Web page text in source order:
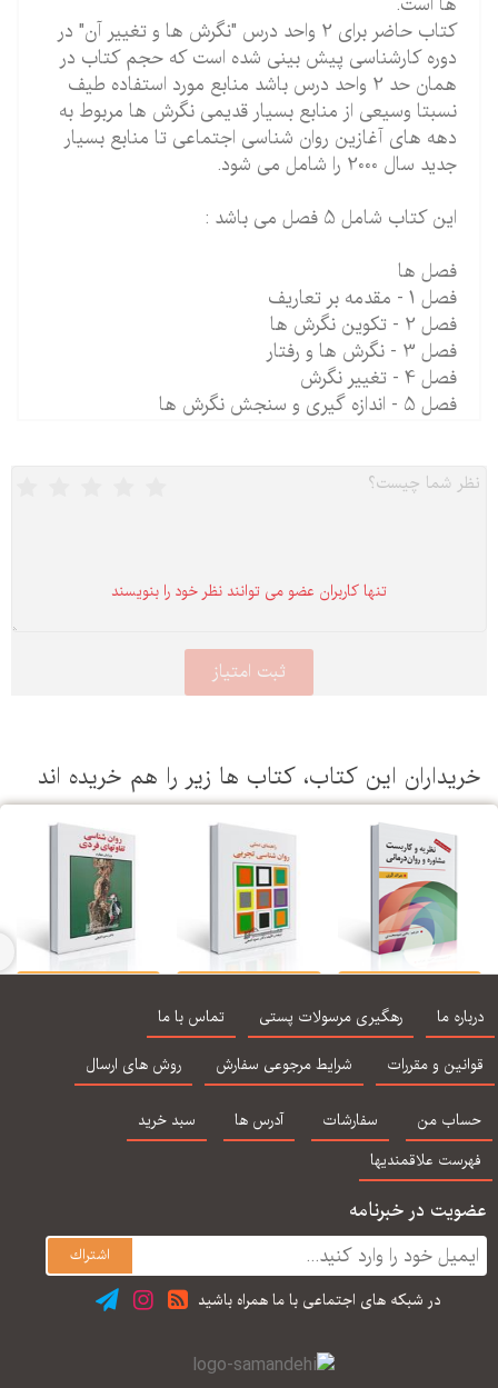
کتاب حاضر برای 2 واحد درس "نگرش ها و تغییر آن" در
دوره کارشناسی پیش بینی شده است که حجم کتاب در
همان حد 2 واحد درس باشد منابع مورد استفاده طیف
نسبتا وسیعی از منابع بسیار قدیمی نگرش ها مربوط به
دهه های آغازین روان شناسی اجتماعی تا منابع بسیار
جدید سال 2000 را شامل می شود.
این کتاب شامل 5 فصل می باشد :
فصل ها
فصل 1 - مقدمه بر تعاریف
فصل 2 - تکوین نگرش ها
فصل 3 - نگرش ها و رفتار
فصل 4 - تغییر نگرش
فصل 5 - اندازه گیری و سنجش نگرش ها
تنها كاربران عضو می توانند نظر خود را بنویسند
این كتاب، كتاب ها زیر را هم خریده اند
و روان درمانی -
جرالد كری ، سید
محمدی
شناسی تجربی -
ساوالان - گنجی
های فردی - گنجی
ما رهگیری مرسولات پستی
تماس با ما
و مقررات
شرایط مرجوعی سفارش روش های ارسال
من سفارشات آدرس ها
سبد خرید
علاقمندیها
در خبرنامه
در شبكه های اجتماعی با ما همراه باشید